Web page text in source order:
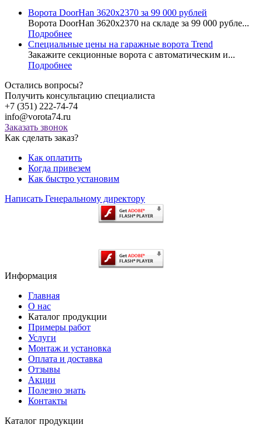
Ворота DoorHan 3620x2370 за 99 000 рублей
Ворота DoorHan 3620x2370 на складе за 99 000 рубле...
Подробнее
Специальные цены на гаражные ворота Trend
Закажите секционные ворота с автоматическим и...
Подробнее
Остались вопросы?
Получить консультацию специалиста
+7 (351) 222-74-74
info@vorota74.ru
Заказать звонок
Как сделать заказ?
Как оплатить
Когда привезем
Как быстро установим
Написать Генеральному директору
Информация
Главная
О нас
Каталог продукции
Примеры работ
Услуги
Монтаж и установка
Оплата и доставка
Отзывы
Акции
Полезно знать
Контакты
Каталог продукции